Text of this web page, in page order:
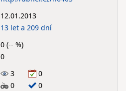
12.01.2013
13 let a 209 dní
0 (-- %)
0
3
0
0
0